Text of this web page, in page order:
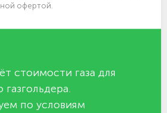
офертой.
стоимости газа для
газгольдера.
по условиям